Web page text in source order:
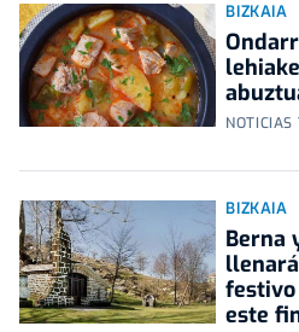
BIZKAIA
BIZKAIA
Berna
este